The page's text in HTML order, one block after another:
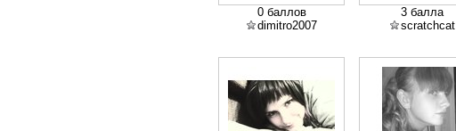
0 баллов
dimitro2007
3 балла
scratchcat